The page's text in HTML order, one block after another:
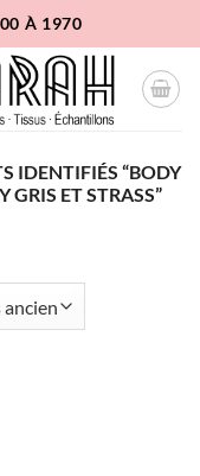
À 1970
IDENTIFIÉS “BODY
GRIS ET STRASS”